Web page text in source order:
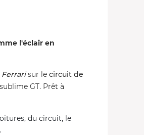
l'éclair en
Ferrari sur le circuit de
GT. Prêt à
du circuit, le